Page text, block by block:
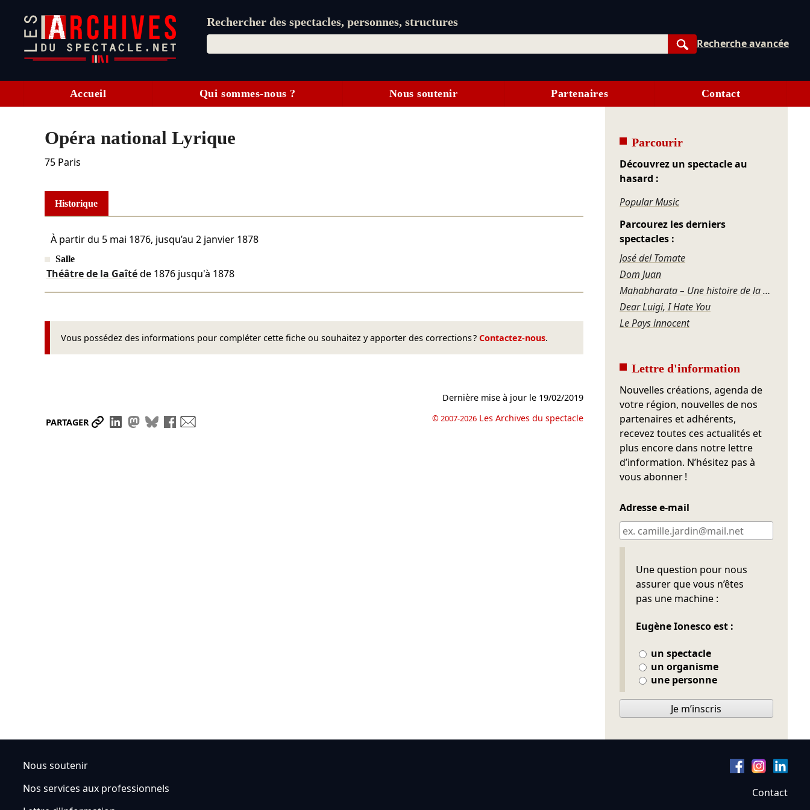
Rechercher des spectacles, personnes, structures
Rechercher
Recherche avancée
Accueil Qui sommes-nous ? Nous soutenir Partenaires Contact
Opéra national Lyrique
75 Paris
Historique
À partir du 5 mai 1876, jusqu’au 2 janvier 1878
Salle
Théâtre de la Gaîtéde 1876 jusqu'à 1878
Vous possédez des informations pour compléter cette fiche ou souhaitez y apporter des corrections ? Contactez-nous.
PARTAGER Partager le lien
Partager sur LinkedIn
Partager sur Mastodon
Partager sur Bluesky
Partager sur Facebook
Dernière mise à jour le 19/02/2019
© 2007-2026 Les Archives du spectacle
Parcourir
Découvrez un spectacle au
hasard :
Popular Music
Parcourez les derniers
spectacles :
José del Tomate
Dom Juan
Mahabharata – Une histoire de la violence
Dear Luigi, I Hate You
Le Pays innocent
Lettre d'information
Nouvelles créations, agenda de
votre région, nouvelles de nos
partenaires et adhérents,
recevez toutes ces actualités et
plus encore dans notre lettre
d’information. N’hésitez pas à
vous abonner !
Adresse e-mail
Une question pour nous
assurer que vous n’êtes
pas une machine :
Eugène Ionesco est :
un spectacle
un organisme
une personne
Ne pas remplir
Je m’inscris
Nous soutenir
Nos services aux professionnels
Contact